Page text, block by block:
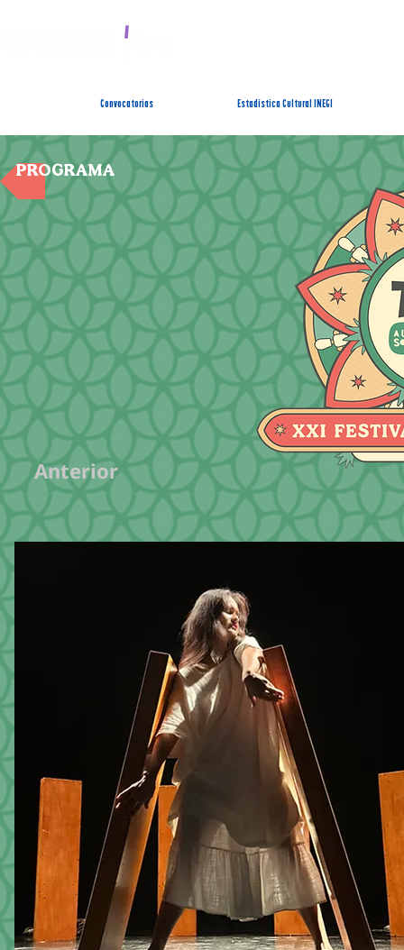
Convocatorias Estadística Cultural INEGI
PROGRAMA
Anterior